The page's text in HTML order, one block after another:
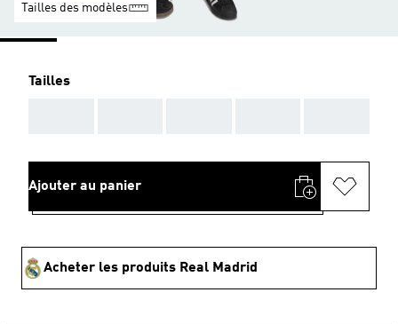
Tailles des modèles
Tailles
Ajouter au panier
Acheter les produits Real Madrid